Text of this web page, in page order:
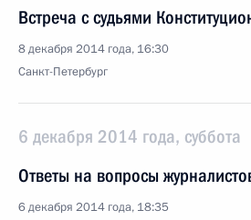
Встреча с судьями
8 декабря 2014 года, 16:30
Санкт-Петербург
6 декабря 2014 года, суббота
Ответы на вопросы
6 декабря 2014 года, 18:35